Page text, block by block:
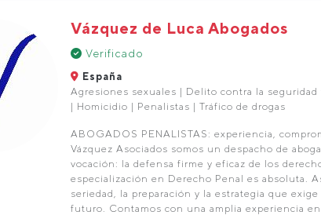
Vázquez de Luca Abogados
Verificado
España
Agresiones sexuales | Delito contra la seguridad
| Homicidio | Penalistas | Tráfico de drogas
ABOGADOS PENALISTAS: experiencia,
Vázquez Asociados somos un despacho de
vocación: la defensa firme y eficaz de los
especialización en Derecho Penal es absoluta.
seriedad, la preparación y la estrategia que
futuro. Contamos con una amplia experiencia